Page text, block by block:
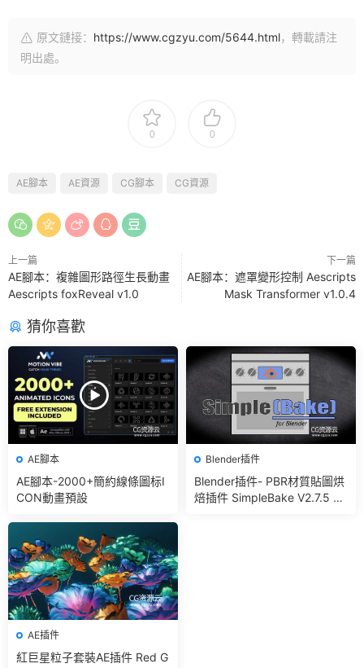
原文鏈接： https://www.cgzyu.com/5644.html，轉載請注
明出處。
0 0
AE腳本 AE資源 CG腳本 CG資源
上一篇
AE腳本：複雜圖形路徑生長動畫
Aescripts foxReveal v1.0
下一篇
AE腳本：遮罩變形控制 Aescripts
Mask Transformer v1.0.4
猜你喜歡
AE腳本
AE腳本-2000+簡約線條圖标I
CON動畫預設
Blender插件
Blender插件- PBR材質貼圖烘
焙插件 SimpleBake V2.7.5 –
AE插件
紅巨星粒子套裝AE插件 Red G